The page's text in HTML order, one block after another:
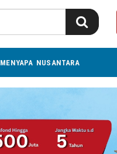
MENYAPA NUSANTARA